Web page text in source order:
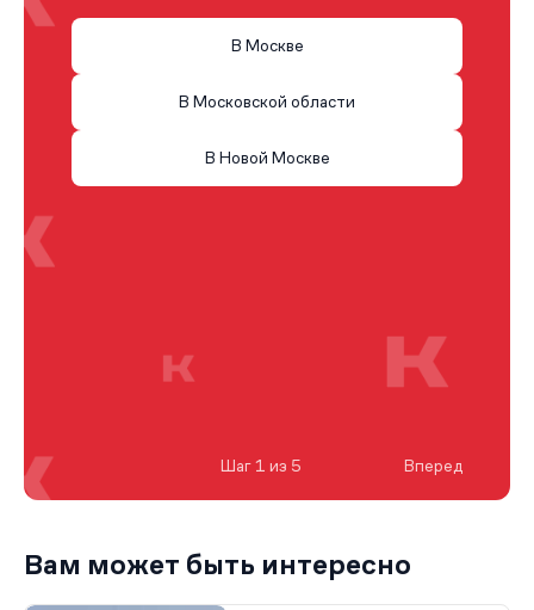
В Москве
В Московской области
В Новой Москве
Шаг 1 из 5 Вперед
Вам может быть интересно